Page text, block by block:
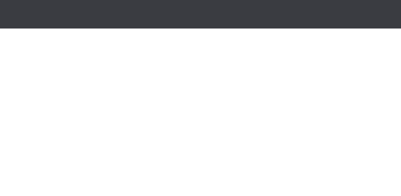
Hızlı Menü